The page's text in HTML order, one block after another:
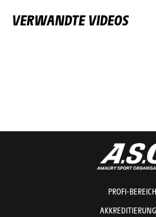
VERWANDTE VIDEOS
PROFI-BEREICH